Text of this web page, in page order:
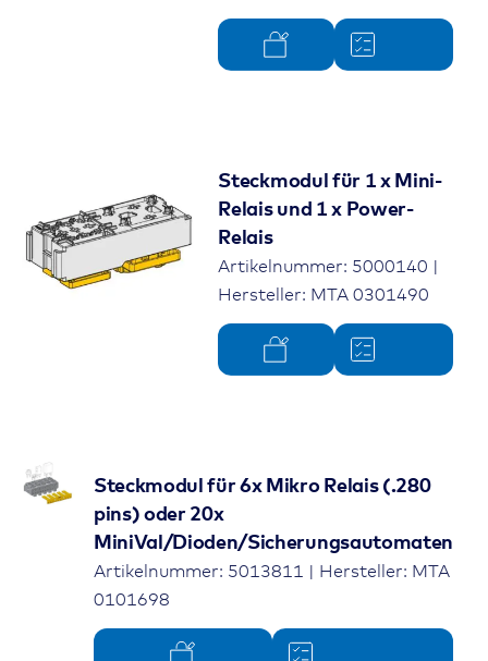
Steckmodul für 1 x Mini-
Relais und 1 x Power-
Relais
Artikelnummer: 5000140 |
Hersteller: MTA 0301490
Steckmodul für 6x Mikro Relais (.280
pins) oder 20x
MiniVal/Dioden/Sicherungsautomaten
Artikelnummer: 5013811 | Hersteller: MTA
0101698